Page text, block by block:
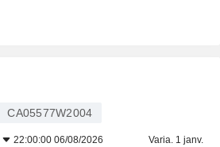
CA05577W2004
22:00:00 06/08/2026 Varia. 1 janv.